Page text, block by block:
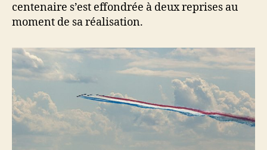
centenaire s’est effondrée à deux reprises au
moment de sa réalisation.